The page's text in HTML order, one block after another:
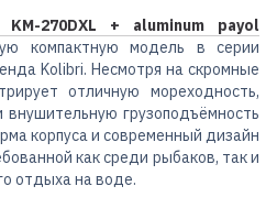
270DXL + aluminum payol
компактную модель в серии
Kolibri. Несмотря на скромные
отличную мореходность,
внушительную грузоподъёмность
корпуса и современный дизайн
как среди рыбаков, так и
отдыха на воде.